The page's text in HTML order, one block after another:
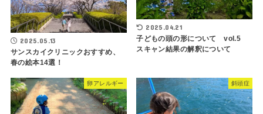
2025.05.13
サンスカイクリニックおすすめ、
春の絵本14選！
2025.04.21
子どもの頭の形について vol.5
スキャン結果の解釈について
卵アレルギー 斜頭症